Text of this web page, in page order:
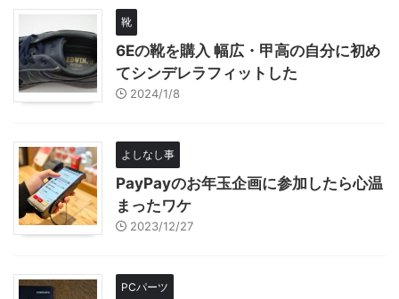
靴
6Eの靴を購入 幅広・甲高の自分に初め
てシンデレラフィットした
2024/1/8
よしなし事
PayPayのお年玉企画に参加したら心温
まったワケ
2023/12/27
PCパーツ